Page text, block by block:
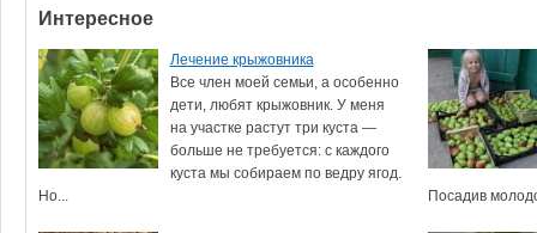
Интересное
Лечение крыжовника
Все член моей семьи, а особенно
дети, любят крыжовник. У меня
на участке растут три куста —
больше не требуется: с каждого
куста мы собираем по ведру ягод.
Но...
Посадив